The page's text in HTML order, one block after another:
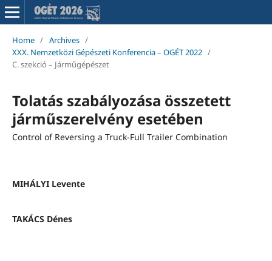
Home / Archives /
XXX. Nemzetközi Gépészeti Konferencia – OGÉT 2022 /
C. szekció – Járműgépészet
Tolatás szabályozása összetett
járműszerelvény esetében
Control of Reversing a Truck-Full Trailer Combination
MIHÁLYI Levente
TAKÁCS Dénes